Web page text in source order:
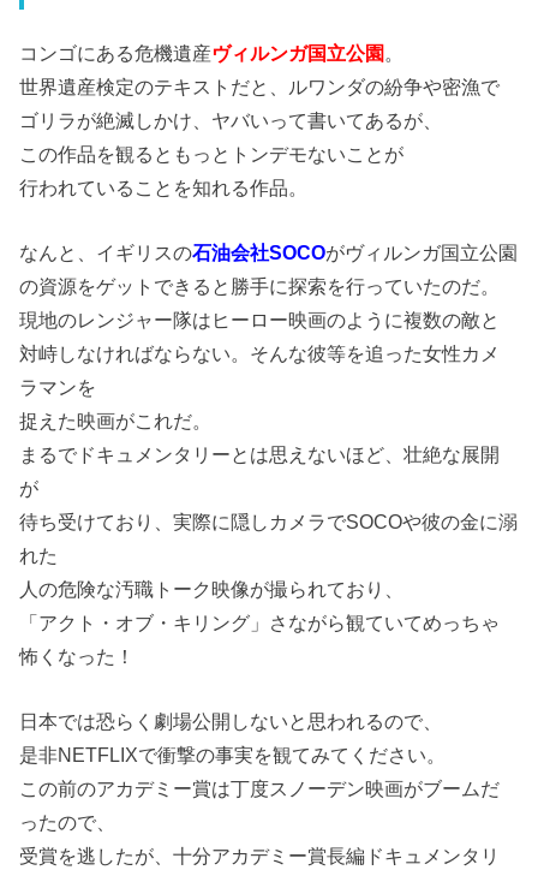
コンゴにある危機遺産ヴィルンガ国立公園 。
世界遺産検定のテキストだと、ルワンダの紛争や密漁で
ゴリラが絶滅しかけ、ヤバいって書いてあるが、
この作品を観るともっとトンデモないことが
行われていることを知れる作品。
なんと、イギリスの石油会社SOCOがヴィルンガ国立公園
の資源をゲットできると勝手に探索を行っていたのだ。
現地のレンジャー隊はヒーロー映画のように複数の敵と
対峙しなければならない。そんな彼等を追った女性カメ
ラマンを
捉えた映画がこれだ。
まるでドキュメンタリーとは思えないほど、壮絶な展開
が
待ち受けており、実際に隠しカメラでSOCOや彼の金に溺
れた
人の危険な汚職トーク映像が撮られており、
「アクト・オブ・キリング」さながら観ていてめっちゃ
怖くなった！
日本では恐らく劇場公開しないと思われるので、
是非NETFLIXで衝撃の事実を観てみてください。
この前のアカデミー賞は丁度スノーデン映画がブームだ
ったので、
受賞を逃したが、十分アカデミー賞長編ドキュメンタリ